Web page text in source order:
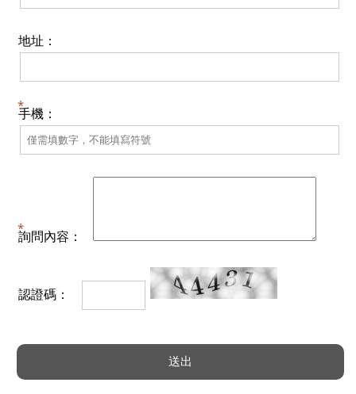
地址：
手機：
詢問內容：
認證碼：